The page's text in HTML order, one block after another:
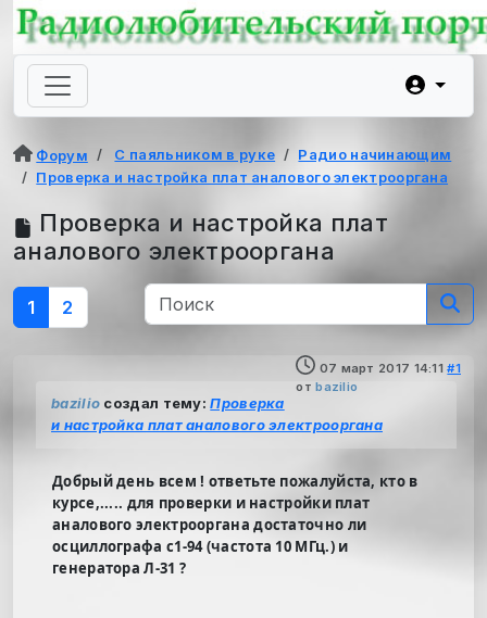
Форум С паяльником в руке
Радио начинающим
Проверка и настройка плат аналового электрооргана
Проверка и настройка плат
аналового электрооргана
1 2
07 март 2017 14:11 #1
отbazilio
bazilio создал тему:Проверка
и настройка плат аналового электрооргана
Добрый день всем ! ответьте пожалуйста, кто в
курсе,..... для проверки и настройки плат
аналового электрооргана достаточно ли
осциллографа с1-94 (частота 10 МГц.) и
генератора Л-31 ?